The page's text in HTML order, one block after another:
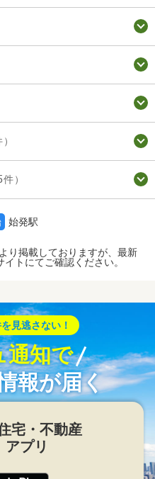
件）
始発駅
り掲載しておりますが、最新
イトにてご確認ください。
見逃さない！
通知で
報が届く
宅・不動産
アプリ